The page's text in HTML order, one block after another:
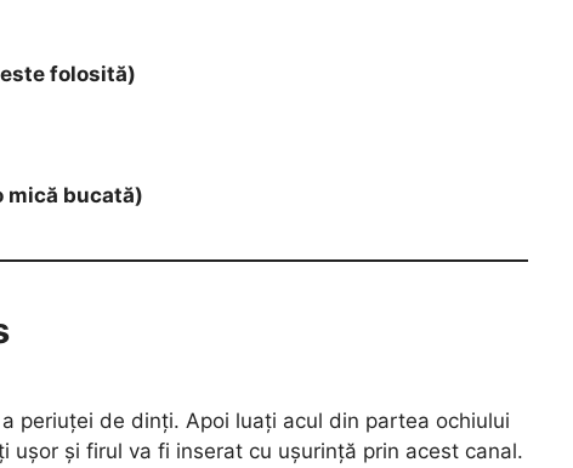
folosită)
mică bucată)
periuței de dinți. Apoi luați acul din partea ochiului
ușor și firul va fi inserat cu ușurință prin acest canal.